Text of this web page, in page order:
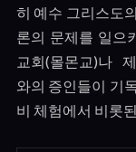
히 예수 그리스도
론의 문제를 일으
교회(몰몬교)나 제
와의 증인들이 기
비 체험에서 비롯